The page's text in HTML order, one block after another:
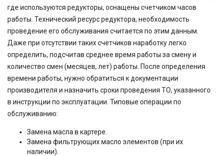
где используются редукторы, оснащены счетчиком часов
работы. Технический ресурс редуктора, необходимость
проведение его обслуживания считается по этим данным.
Даже при отсутствии таких счетчиков наработку легко
определить, подсчитав среднее время работы за смену и
количество смен (месяцев, лет) работы. После определения
времени работы, нужно обратиться к документации
производителя и назначить сроки проведения ТО, указанного
в инструкции по эксплуатации. Типовые операции по
обслуживанию:
Замена масла в картере.
Замена фильтрующих масло элементов (при их
наличии).